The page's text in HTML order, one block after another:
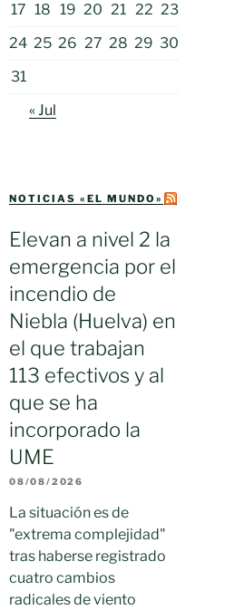
17 18 19 20 21 22 23
24 25 26 27 28 29 30
31
« Jul
NOTICIAS «EL MUNDO»
Elevan a nivel 2 la
emergencia por el
incendio de
Niebla (Huelva) en
el que trabajan
113 efectivos y al
que se ha
incorporado la
UME
08/08/2026
La situación es de
"extrema complejidad"
tras haberse registrado
cuatro cambios
radicales de viento